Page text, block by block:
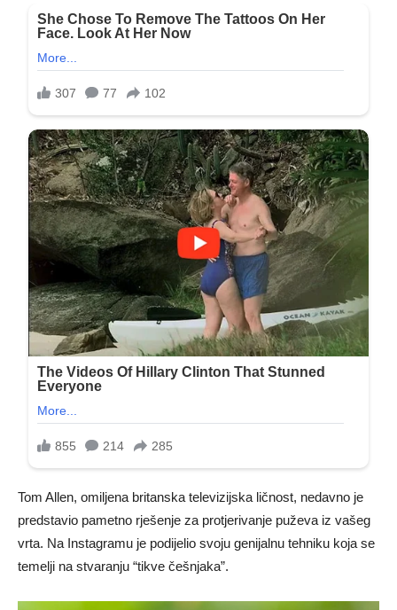
Tom Allen, omiljena britanska televizijska ličnost, nedavno je
predstavio pametno rješenje za protjerivanje puževa iz vašeg
vrta. Na Instagramu je podijelio svoju genijalnu tehniku ​​koja se
temelji na stvaranju “tikve češnjaka”.